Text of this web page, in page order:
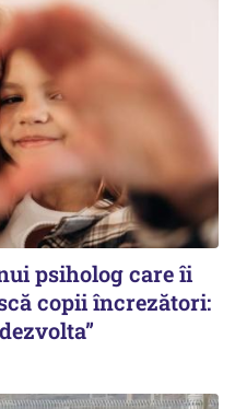
psiholog care îi
copii încrezători: